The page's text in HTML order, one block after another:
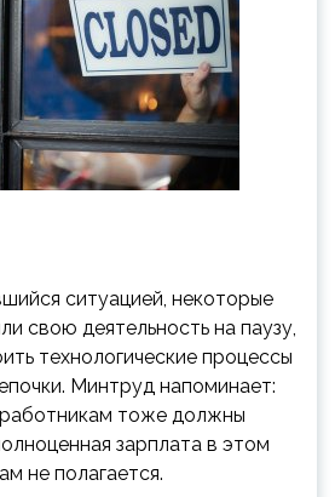
ситуацией, некоторые
свою деятельность на паузу,
технологические процессы
Минтруд напоминает:
тоже должны
зарплата в этом
не полагается.